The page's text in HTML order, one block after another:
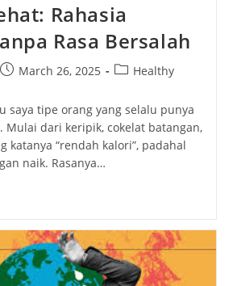
Rahasia
Rasa Bersalah
PostMarch 26, 2025
PostHealthy
saya tipe orang yang selalu punya
Mulai dari keripik, cokelat batangan,
katanya “rendah kalori”, padahal
naik. Rasanya…